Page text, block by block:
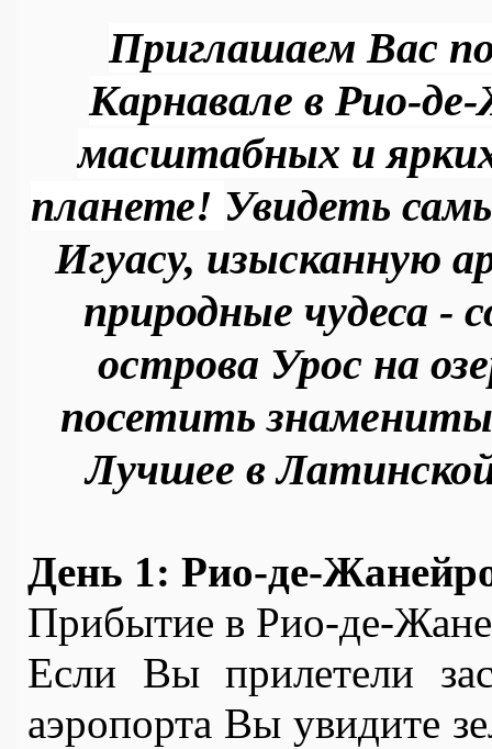
Приглашаем Вас
Карнавале в Рио-
масштабных и
планете! Увидеть
Игуасу, изысканную
природные чудеса -
острова Урос на
посетить
Лучшее в
День 1: Рио-де-
Прибытие в Рио-де-
Если Вы прилетели
аэропорта Вы увидите